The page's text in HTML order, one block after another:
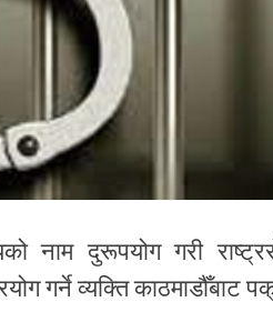
नाम दुरूपयोग गरी
गर्ने व्यक्ति काठमाडौँबाट